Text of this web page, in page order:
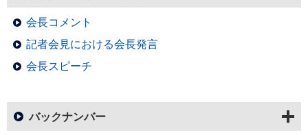
会長コメント
記者会見における会長発言
会長スピーチ
バックナンバー